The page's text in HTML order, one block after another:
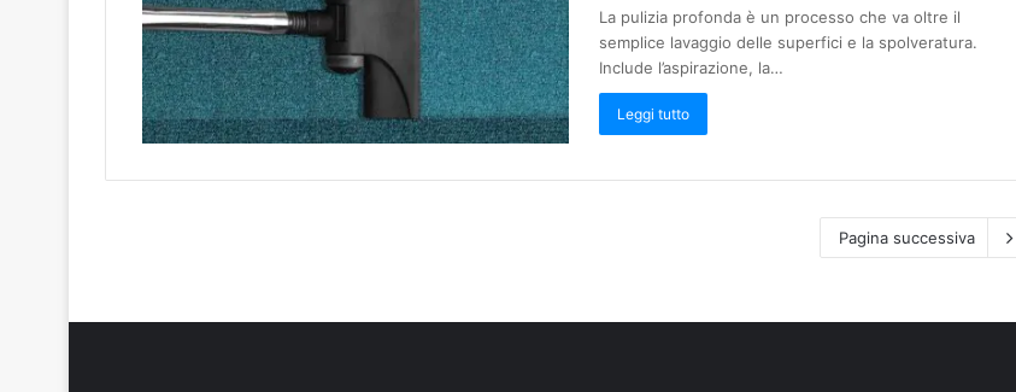
La pulizia profonda è un processo che va oltre il
semplice lavaggio delle superfici e la spolveratura.
Include l’aspirazione, la…
Leggi tutto
Pagina successiva